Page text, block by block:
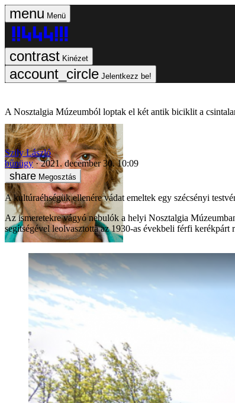
Menü
Kinézet
Jelentkezz be!
A Nosztalgia Múzeumból loptak el két antik biciklit a
Szily László
bűnügy
2021. december 30. 10:09
Megosztás
A kultúraéhségük ellenére vádat emeltek egy szécsényi
Az ismeretekre vágyó nebulók a helyi Nosztalgia
segítségével leolvasztotta az 1930-as évekbeli férfi